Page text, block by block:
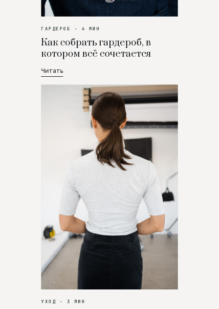
ГАРДЕРОБ · 4 МИН
Как собрать гардероб, в
котором всё сочетается
Читать
УХОД · 3 МИН